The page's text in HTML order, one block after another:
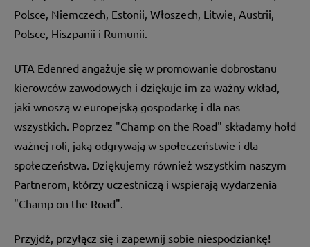
Polsce, Niemczech, Estonii, Włoszech, Litwie, Austrii,
Polsce, Hiszpanii i Rumunii.
UTA Edenred angażuje się w promowanie dobrostanu
kierowców zawodowych i dziękuje im za ważny wkład,
jaki wnoszą w europejską gospodarkę i dla nas
wszystkich. Poprzez "Champ on the Road" składamy hołd
ważnej roli, jaką odgrywają w społeczeństwie i dla
społeczeństwa. Dziękujemy również wszystkim naszym
Partnerom, którzy uczestniczą i wspierają wydarzenia
"Champ on the Road".
Przyjdź, przyłącz się i zapewnij sobie niespodziankę!